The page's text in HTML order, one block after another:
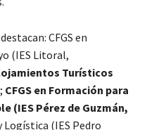
CFGS en
(IES Litoral,
Turísticos
; CFGS en Formación para
(IES Pérez de Guzmán,
Logística (IES Pedro